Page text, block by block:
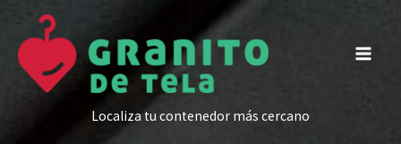
contenido
Localiza tu contenedor más cercano